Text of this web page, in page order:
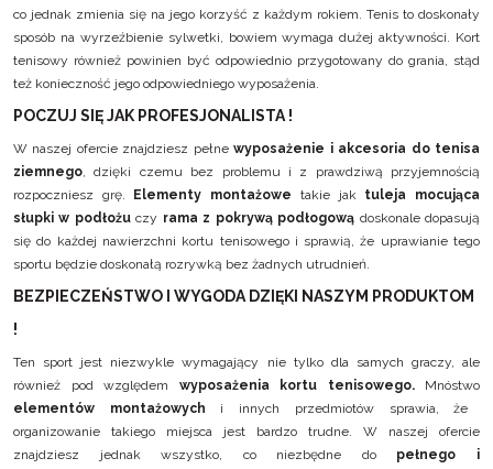
co jednak zmienia się na jego korzyść z każdym rokiem. Tenis to doskonały
sposób na wyrzeźbienie sylwetki, bowiem wymaga dużej aktywności. Kort
tenisowy również powinien być odpowiednio przygotowany do grania, stąd
też konieczność jego odpowiedniego wyposażenia.
POCZUJ SIĘ JAK PROFESJONALISTA !
W naszej ofercie znajdziesz pełnewyposażenie i akcesoria do tenisa
ziemnego, dzięki czemu bez problemu i z prawdziwą przyjemnością
rozpoczniesz grę.
Elementy montażowe takie jak tuleja mocująca
słupki w podłożuczy rama z pokrywą podłogową doskonale dopasują
się do każdej nawierzchni kortu tenisowego i sprawią, że uprawianie tego
sportu będzie doskonałą rozrywką bez żadnych utrudnień.
BEZPIECZEŃSTWO I WYGODA DZIĘKI NASZYM PRODUKTOM
!
Ten sport jest niezwykle wymagający nie tylko dla samych graczy, ale
również pod względem wyposażenia kortu tenisowego.Mnóstwo
elementów montażowych i innych przedmiotów sprawia, że
organizowanie takiego miejsca jest bardzo trudne. W naszej ofercie
znajdziesz jednak wszystko, co niezbędne do pełnego i